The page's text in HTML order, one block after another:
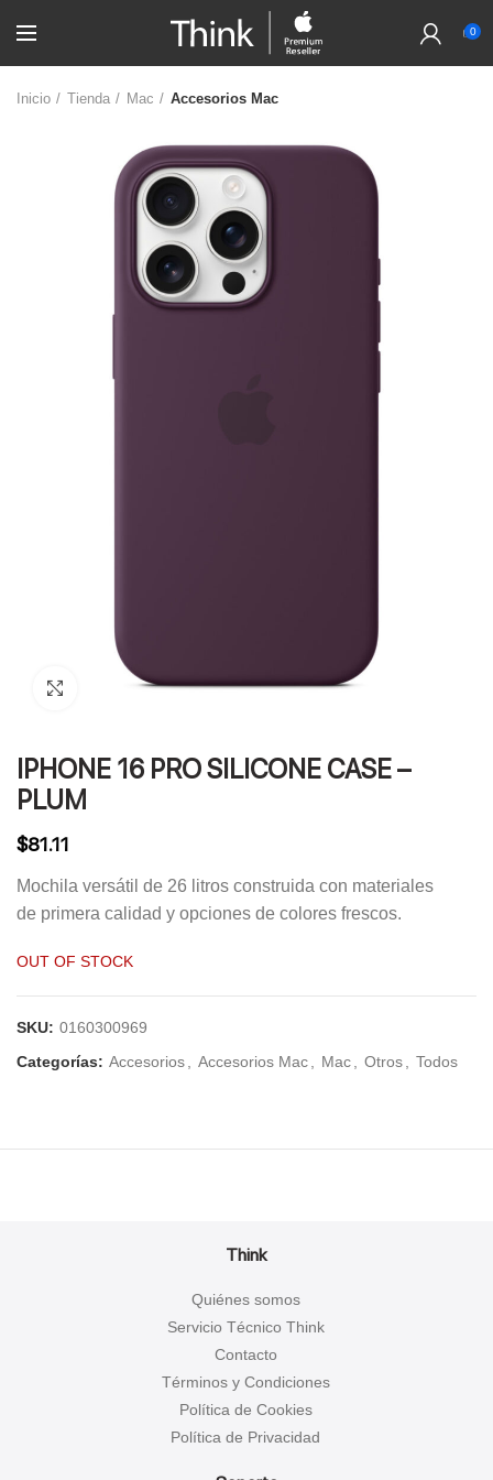
0
Inicio Tienda Mac Accesorios Mac
Click to enlarge
IPHONE 16 PRO SILICONE CASE –
PLUM
$81.11
Mochila versátil de 26 litros construida con materiales
de primera calidad y opciones de colores frescos.
OUT OF STOCK
SKU: 0160300969
Categorías: Accesorios Accesorios Mac Mac Otros Todos
Think
Quiénes somos
Servicio Técnico Think
Contacto
Términos y Condiciones
Política de Cookies
Política de Privacidad